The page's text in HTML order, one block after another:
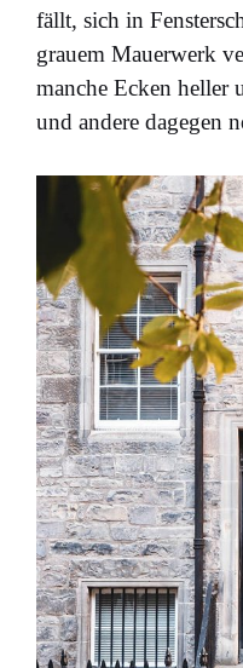
fällt, sich in
grauem Mauerwerk
manche Ecken heller
und andere dagegen